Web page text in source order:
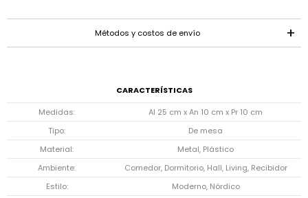
Métodos y costos de envío
CARACTERÍSTICAS
Medidas
Al 25 cm x An 10 cm x Pr 10 cm
Tipo
De mesa
Material
Metal, Plástico
Ambiente
Comedor, Dormitorio, Hall, Living, Recibidor
Estilo
Moderno, Nórdico